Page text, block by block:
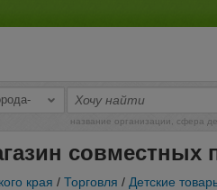
название организации, сфера
совместных
края / Торговля / Детские